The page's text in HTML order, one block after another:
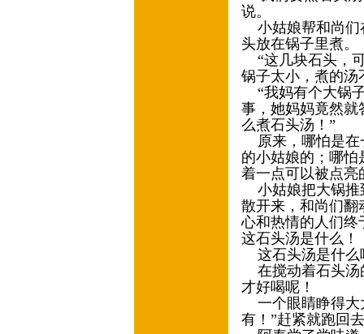
说。
小姑娘帮和尚们
头放在锅子里煮。
“这几块石头，
锅子太小，煮的汤
“我妈有个大锅
事，她妈妈竟然就
么煮石头汤！”
原来，哪怕是在
的小姑娘的；哪
着一点可以被点
小姑娘把大锅推
散开来，和尚们
心和热情的人们终
这石头汤是什么！
这石头汤是什
在搅动着石头汤
才好喝呢！
一个眼睛睁得大
有！”赶紧就跑回